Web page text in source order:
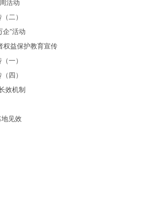
活动
二）
”活动
权益保护教育宣传
一）
四）
效机制
见效